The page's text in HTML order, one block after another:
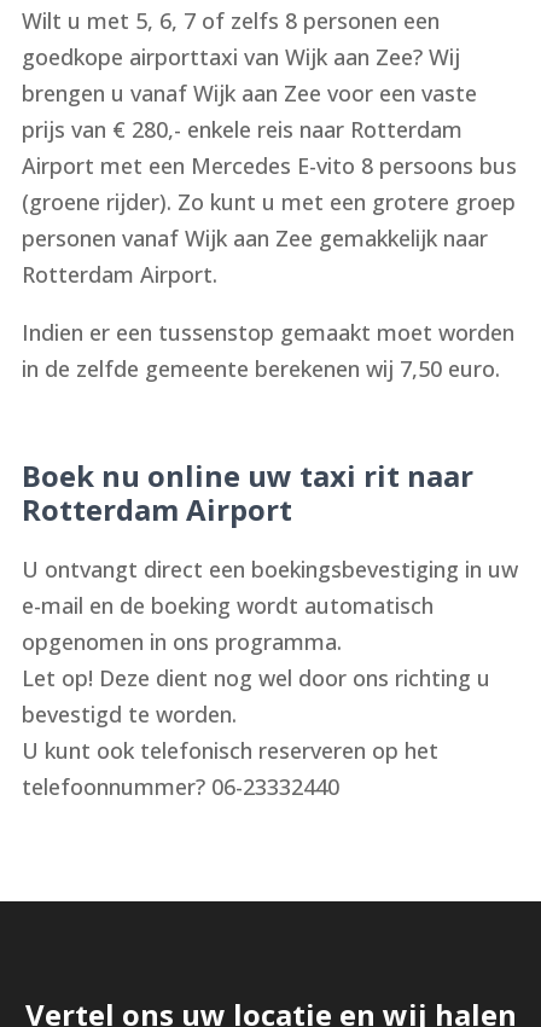
Wilt u met 5, 6, 7 of zelfs 8 personen een
goedkope airporttaxi van Wijk aan Zee? Wij
brengen u vanaf Wijk aan Zee voor een vaste
prijs van € 280,- enkele reis naar Rotterdam
Airport met een Mercedes E-vito 8 persoons bus
(groene rijder). Zo kunt u met een grotere groep
personen vanaf Wijk aan Zee gemakkelijk naar
Rotterdam Airport.
Indien er een tussenstop gemaakt moet worden
in de zelfde gemeente berekenen wij 7,50 euro.
Boek nu online uw taxi rit naar
Rotterdam Airport
U ontvangt direct een boekingsbevestiging in uw
e-mail en de boeking wordt automatisch
opgenomen in ons programma.
Let op! Deze dient nog wel door ons richting u
bevestigd te worden.
U kunt ook telefonisch reserveren op het
telefoonnummer? 06-23332440
Vertel ons uw locatie en wij halen